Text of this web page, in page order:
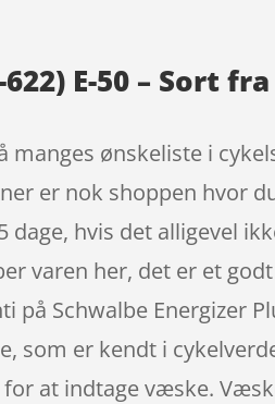
E-50 – Sort fra
manges ønskeliste i
er nok shoppen hvor
hvis det alligevel
varen her, det er et
Schwalbe Energizer
som er kendt i
at indtage væske.